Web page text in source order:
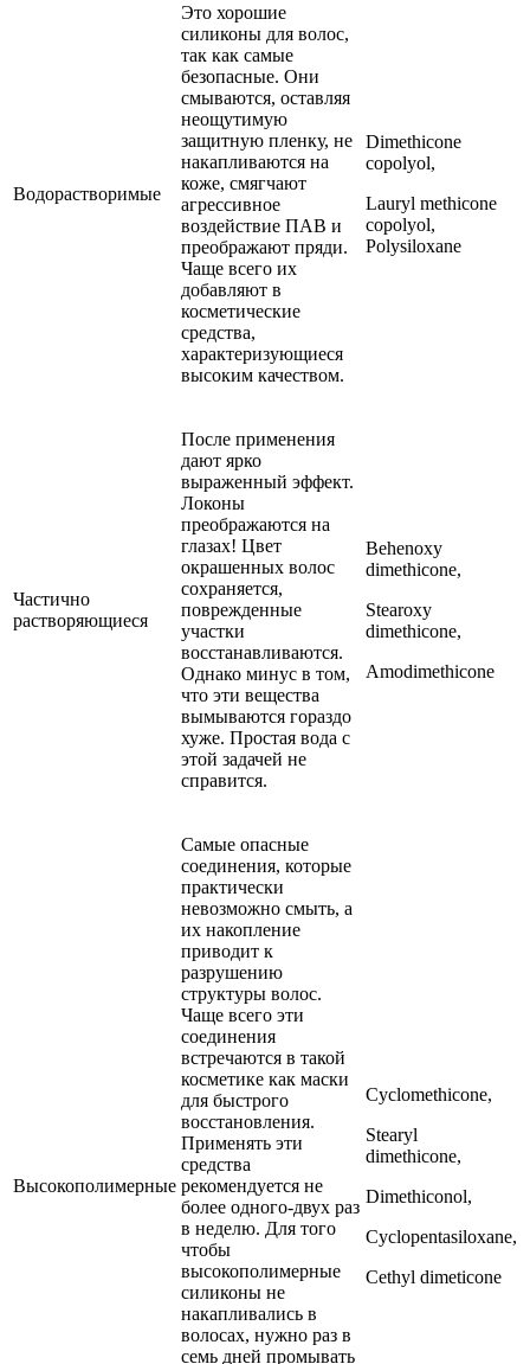
Водорастворимые
Это хорошие
силиконы для волос,
так как самые
безопасные. Они
смываются, оставляя
неощутимую
защитную пленку, не
накапливаются на
коже, смягчают
агрессивное
воздействие ПАВ и
преображают пряди.
Чаще всего их
добавляют в
косметические
средства,
характеризующиеся
высоким качеством.
Dimethicone
copolyol,
Lauryl methicone
copolyol,
Polysiloxane
Частично
растворяющиеся
После применения
дают ярко
выраженный эффект.
Локоны
преображаются на
глазах! Цвет
окрашенных волос
сохраняется,
поврежденные
участки
восстанавливаются.
Однако минус в том,
что эти вещества
вымываются гораздо
хуже. Простая вода с
этой задачей не
справится.
Behenoxy
dimethicone,
Stearoxy
dimethicone,
Amodimethicone
Высокополимерные
Самые опасные
соединения, которые
практически
невозможно смыть, а
их накопление
приводит к
разрушению
структуры волос.
Чаще всего эти
соединения
встречаются в такой
косметике как маски
для быстрого
восстановления.
Применять эти
средства
рекомендуется не
более одного-двух раз
в неделю. Для того
чтобы
высокополимерные
силиконы не
накапливались в
волосах, нужно раз в
семь дней промывать
Cyclomethicone,
Stearyl
dimethicone,
Dimethiconol,
Cyclopentasiloxane,
Cethyl dimeticone